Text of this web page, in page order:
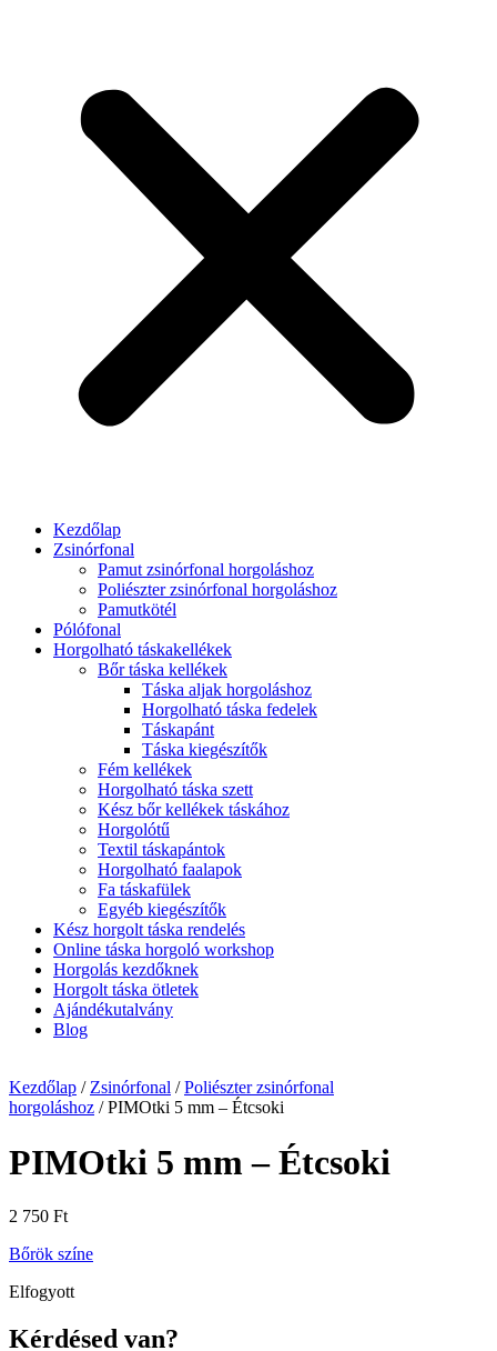
Kezdőlap
Zsinórfonal
Pamut zsinórfonal horgoláshoz
Poliészter zsinórfonal horgoláshoz
Pamutkötél
Pólófonal
Horgolható táskakellékek
Bőr táska kellékek
Táska aljak horgoláshoz
Horgolható táska fedelek
Táskapánt
Táska kiegészítők
Fém kellékek
Horgolható táska szett
Kész bőr kellékek táskához
Horgolótű
Textil táskapántok
Horgolható faalapok
Fa táskafülek
Egyéb kiegészítők
Kész horgolt táska rendelés
Online táska horgoló workshop
Horgolás kezdőknek
Horgolt táska ötletek
Ajándékutalvány
Blog
Kezdőlap /Zsinórfonal /Poliészter zsinórfonal
horgoláshoz / PIMOtki 5 mm – Étcsoki
PIMOtki 5 mm – Étcsoki
2 750 Ft
Bőrök színe
Elfogyott
Kérdésed van?